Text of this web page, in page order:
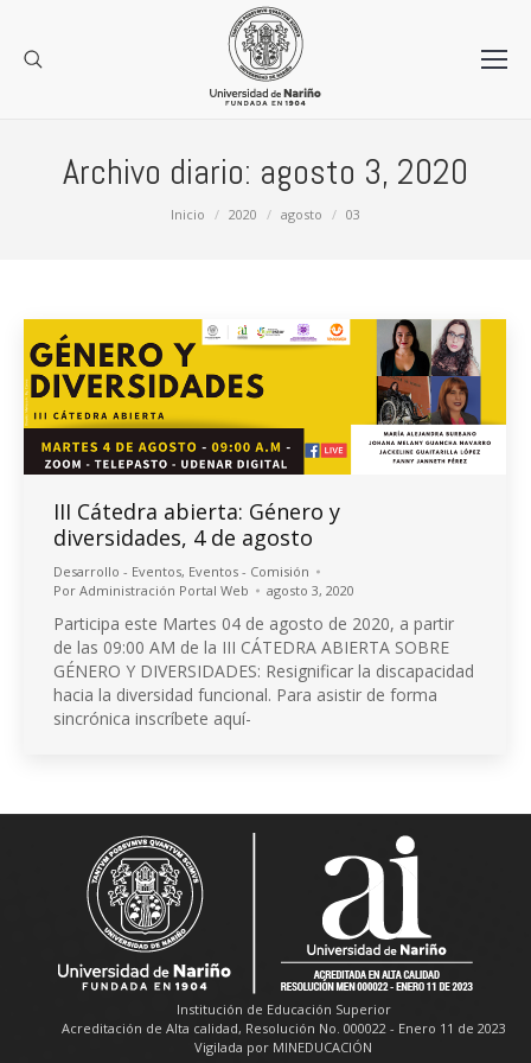
Archivo diario: agosto 3, 2020
Inicio 2020 agosto 03
III Cátedra abierta: Género y
diversidades, 4 de agosto
Desarrollo - Eventos, Eventos - Comisión
Por Administración Portal Web agosto 3, 2020
Participa este Martes 04 de agosto de 2020, a partir
de las 09:00 AM de la III CÁTEDRA ABIERTA SOBRE
GÉNERO Y DIVERSIDADES: Resignificar la discapacidad
hacia la diversidad funcional. Para asistir de forma
sincrónica inscríbete aquí-
Institución de Educación Superior
Acreditación de Alta calidad, Resolución No. 000022 - Enero 11 de 2023
Vigilada por MINEDUCACIÓN